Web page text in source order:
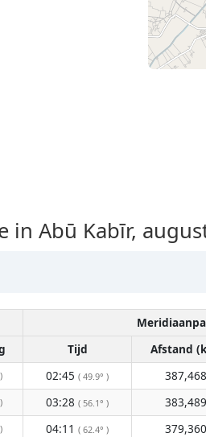
in Abū Kabīr,
Tijd Afstand
02:45 ( 49.9° ) 387,468
03:28 ( 56.1° ) 383,489
04:11 ( 62.4° ) 379,360